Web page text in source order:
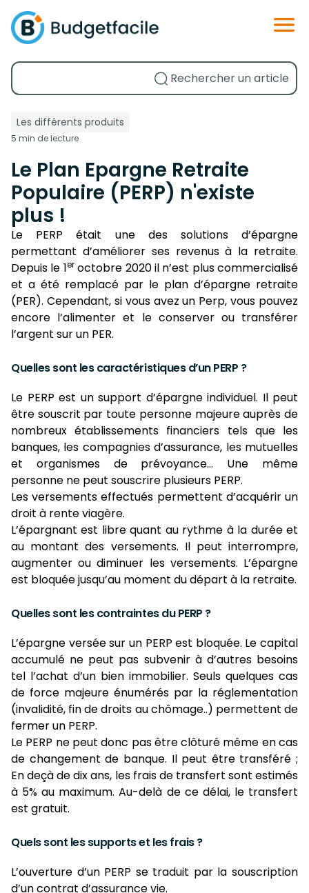
Les différents produits
5 min de lecture
Le Plan Epargne Retraite
Populaire (PERP) n'existe
plus !
Le PERP était une des solutions d’épargne
permettant d’améliorer ses revenus à la retraite.
Depuis le 1eroctobre 2020 il n’est plus commercialisé
et a été remplacé par le plan d’épargne retraite
(PER). Cependant, si vous avez un Perp, vous pouvez
encore l’alimenter et le conserver ou transférer
l’argent sur un PER.
Quelles sont les caractéristiques d’un PERP ?
Le PERP est un support d’épargne individuel. Il peut
être souscrit par toute personne majeure auprès de
nombreux établissements financiers tels que les
banques, les compagnies d’assurance, les mutuelles
et organismes de prévoyance… Une même
personne ne peut souscrire plusieurs PERP.
Les versements effectués permettent d’acquérir un
droit à rente viagère.
L’épargnant est libre quant au rythme à la durée et
au montant des versements. Il peut interrompre,
augmenter ou diminuer les versements. L’épargne
est bloquée jusqu’au moment du départ à la retraite.
Quelles sont les contraintes du PERP ?
L’épargne versée sur un PERP est bloquée. Le capital
accumulé ne peut pas subvenir à d’autres besoins
tel l’achat d’un bien immobilier. Seuls quelques cas
de force majeure énumérés par la réglementation
(invalidité, fin de droits au chômage..) permettent de
fermer un PERP.
Le PERP ne peut donc pas être clôturé même en cas
de changement de banque. Il peut être transféré ;
En deçà de dix ans, les frais de transfert sont estimés
à 5% au maximum. Au-delà de ce délai, le transfert
est gratuit.
Quels sont les supports et les frais ?
L’ouverture d’un PERP se traduit par la souscription
d’un contrat d’assurance vie.